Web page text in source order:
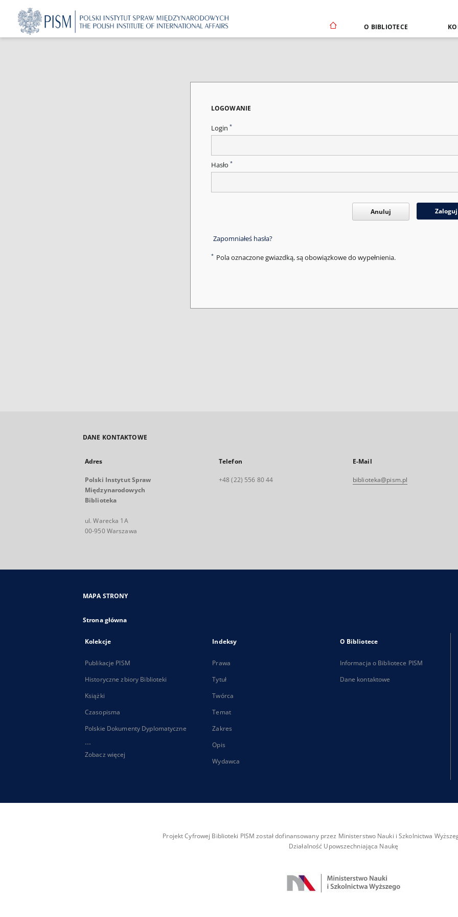
O BIBLIOTECE
LOGOWANIE
Login *
Hasło *
Anuluj Zaloguj
Zapomniałeś hasła?
* Pola oznaczone gwiazdką, są obowiązkowe do wypełnienia.
DANE KONTAKTOWE
Adres
Polski Instytut Spraw
Międzynarodowych
Biblioteka
ul. Warecka 1A
00-950 Warszawa
Telefon
+48 (22) 556 80 44
E-Mail
biblioteka@pism.pl
MAPA STRONY
Strona główna
Kolekcje
Publikacje PISM
Historyczne zbiory Biblioteki
Książki
Czasopisma
Polskie Dokumenty Dyplomatyczne
...
Zobacz więcej
Indeksy
Prawa
Tytuł
Twórca
Temat
Zakres
Opis
Wydawca
O Bibliotece
Informacja o Bibliotece PISM
Dane kontaktowe
Projekt Cyfrowej Biblioteki PISM został dofinansowany przez Ministerstwo Nauki i Szkolnictwa
Działalność Upowszechniająca Naukę